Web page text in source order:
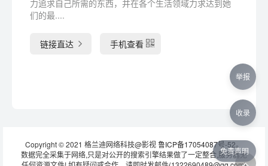
力追求自己所需的东西，并在各个生活领域力求达到她
们的最....
链接直达 手机查看
Copyright © 2021 格兰迪网络科技@影视鲁ICP备17054087号-52。
数据完全采集于网络,只是对公开的搜索引擎结果做了一定整合,服务器无
免责声明
举报
收录